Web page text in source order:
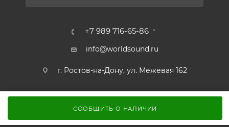
СООБЩИТЬ О НАЛИЧИИ
+7 989 716-65-86
info@worldsound.ru
г. Ростов-на-Дону, ул. Межевая 162